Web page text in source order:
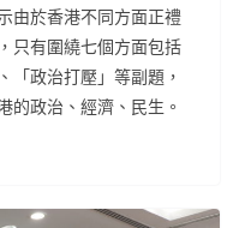
由於香港不同方面正禮
只有圍繞七個方面包括
「政治打壓」等副題，
的政治、經濟、民生。